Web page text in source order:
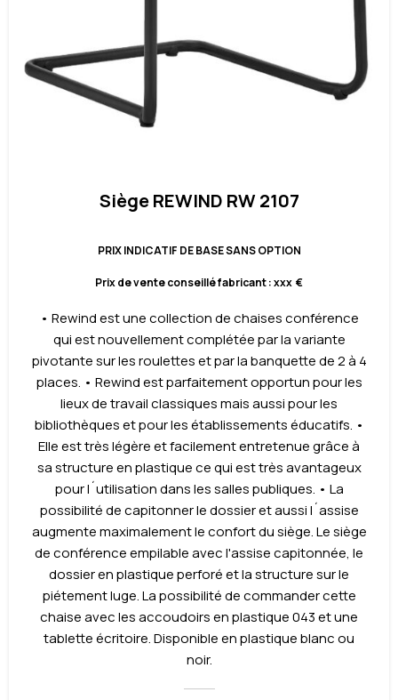
Siège REWIND RW 2107
PRIX INDICATIF DE BASE SANS OPTION
Prix de vente conseillé fabricant : xxx €
• Rewind est une collection de chaises conférence
qui est nouvellement complétée par la variante
pivotante sur les roulettes et par la banquette de 2 à 4
places. • Rewind est parfaitement opportun pour les
lieux de travail classiques mais aussi pour les
bibliothèques et pour les établissements éducatifs. •
Elle est très légère et facilement entretenue grâce à
sa structure en plastique ce qui est très avantageux
pour l´utilisation dans les salles publiques. • La
possibilité de capitonner le dossier et aussi l´assise
augmente maximalement le confort du siège. Le siège
de conférence empilable avec l'assise capitonnée, le
dossier en plastique perforé et la structure sur le
piétement luge. La possibilité de commander cette
chaise avec les accoudoirs en plastique 043 et une
tablette écritoire. Disponible en plastique blanc ou
noir.